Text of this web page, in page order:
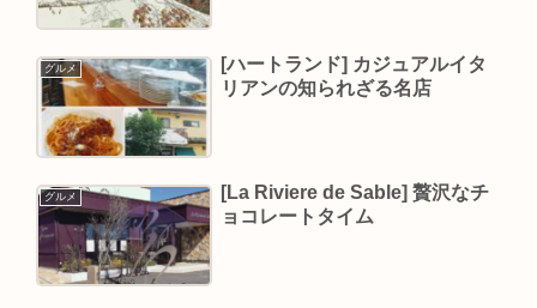
グルメ
[ハートランド] カジュアルイタ
リアンの知られざる名店
グルメ
[La Riviere de Sable] 贅沢なチ
ョコレートタイム